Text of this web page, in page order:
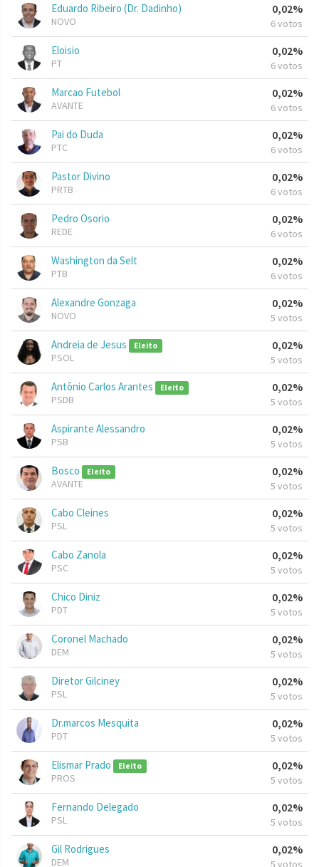
Eduardo Ribeiro (Dr. Dadinho)
NOVO
0,02%
6 votos
Eloisio
PT
0,02%
6 votos
Marcao Futebol
AVANTE
0,02%
6 votos
Pai do Duda
PTC
0,02%
6 votos
Pastor Divino
PRTB
0,02%
6 votos
Pedro Osorio
REDE
0,02%
6 votos
Washington da Selt
PTB
0,02%
6 votos
Alexandre Gonzaga
NOVO
0,02%
5 votos
Andreia de Jesus Eleito
PSOL
0,02%
5 votos
Antônio Carlos Arantes Eleito
PSDB
0,02%
5 votos
Aspirante Alessandro
PSB
0,02%
5 votos
Bosco Eleito
AVANTE
0,02%
5 votos
Cabo Cleines
PSL
0,02%
5 votos
Cabo Zanola
PSC
0,02%
5 votos
Chico Diniz
PDT
0,02%
5 votos
Coronel Machado
DEM
0,02%
5 votos
Diretor Gilciney
PSL
0,02%
5 votos
Dr.marcos Mesquita
PDT
0,02%
5 votos
Elismar Prado Eleito
PROS
0,02%
5 votos
Fernando Delegado
PSL
0,02%
5 votos
Gil Rodrigues
DEM
0,02%
5 votos